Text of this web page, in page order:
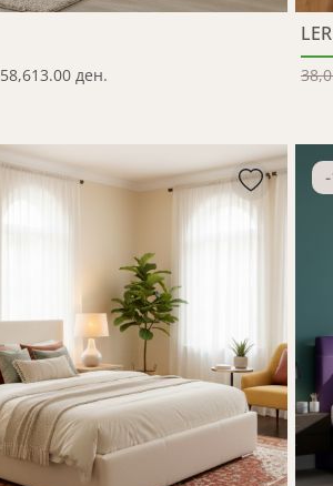
58,613.00 ден.
-